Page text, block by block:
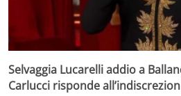
Selvaggia Lucarelli addio a
Carlucci risponde